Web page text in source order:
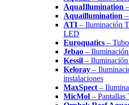
AquaIllumination
Aquaillumination
ATI – Iluminación
LED
Euroquatics –
Jebao –
Kessil –
Keloray –
instalaciones
MaxSpect –
MicMol –